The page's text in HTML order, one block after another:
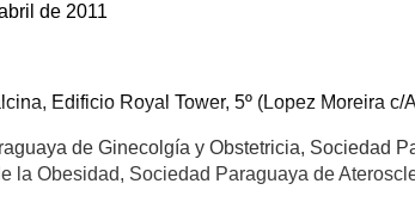
de 2011
Edificio Royal Tower, 5º (Lopez Moreira c/
de Ginecolgía y Obstetricia, Sociedad
la Obesidad, Sociedad Paraguaya de